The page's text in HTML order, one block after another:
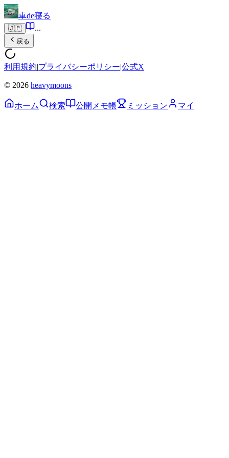
車de寝る
🇯🇵 ...
戻る
利用規約|プライバシーポリシー|公式X
© 2026 heavymoons
ホーム 検索 公開メモ帳 ミッション マイ